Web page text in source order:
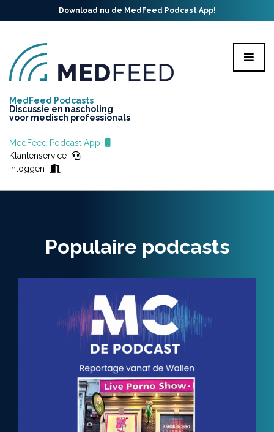
Download nu de MedFeed Podcast App!
MedFeed Podcasts
Discussie en nascholing
voor medisch professionals
MedFeed Podcast App
Klantenservice
Inloggen
Populaire podcasts